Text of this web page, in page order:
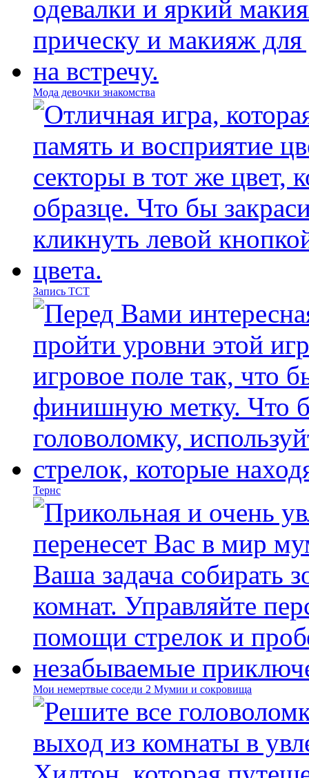
Мода девочки знакомства
Запись ТСТ
Тернс
Мои немертвые соседи 2 Мумии и сокровища